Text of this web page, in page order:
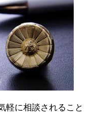
軽に相談されること